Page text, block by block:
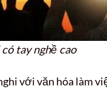
tay nghề cao
với văn hóa làm